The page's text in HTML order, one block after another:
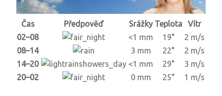
Čas Předpověď Srážky Teplota
Vítr
02–08
<1 mm 19°
2 m/s
08–14
3 mm 22°
2 m/s
14–20
<1 mm 29°
3 m/s
20–02
0 mm 25° 1 m/s